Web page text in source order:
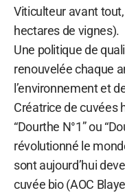
Viticulteur avant
hectares de vignes).
Une politique de
renouvelée chaque
l’environnement et
Créatrice de cuvées
“Dourthe N°1” ou
révolutionné le
sont aujourd’hui
cuvée bio (AOC